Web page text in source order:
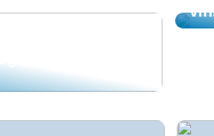
glæde i en